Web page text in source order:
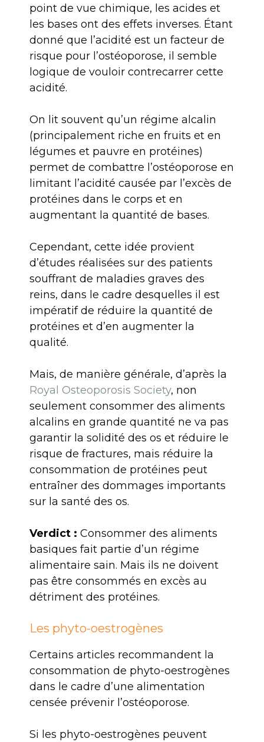
point de vue chimique, les acides et
les bases ont des effets inverses. Étant
donné que l’acidité est un facteur de
risque pour l’ostéoporose, il semble
logique de vouloir contrecarrer cette
acidité.
On lit souvent qu’un régime alcalin
(principalement riche en fruits et en
légumes et pauvre en protéines)
permet de combattre l’ostéoporose en
limitant l’acidité causée par l’excès de
protéines dans le corps et en
augmentant la quantité de bases.
Cependant, cette idée provient
d’études réalisées sur des patients
souffrant de maladies graves des
reins, dans le cadre desquelles il est
impératif de réduire la quantité de
protéines et d’en augmenter la
qualité.
Mais, de manière générale, d’après la
Royal Osteoporosis Society, non
seulement consommer des aliments
alcalins en grande quantité ne va pas
garantir la solidité des os et réduire le
risque de fractures, mais réduire la
consommation de protéines peut
entraîner des dommages importants
sur la santé des os.
Verdict : Consommer des aliments
basiques fait partie d’un régime
alimentaire sain. Mais ils ne doivent
pas être consommés en excès au
détriment des protéines.
Les phyto-oestrogènes
Certains articles recommandent la
consommation de phyto-oestrogènes
dans le cadre d’une alimentation
censée prévenir l’ostéoporose.
Si les phyto-oestrogènes peuvent